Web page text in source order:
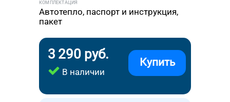
КОМПЛЕКТАЦИЯ
Автотепло, паспорт и инструкция,
пакет
3 290 руб.
В наличии
Купить